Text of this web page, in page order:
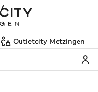
Outletcity Metzingen